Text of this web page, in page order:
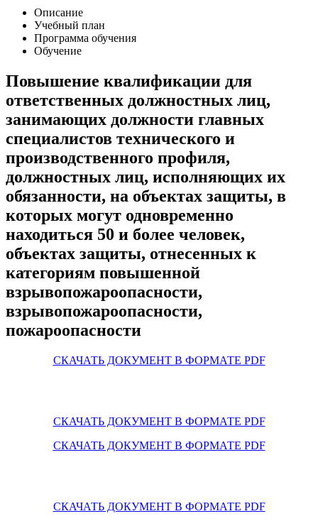
Описание
Учебный план
Программа обучения
Обучение
Повышение квалификации для
ответственных должностных лиц,
занимающих должности главных
специалистов технического и
производственного профиля,
должностных лиц, исполняющих их
обязанности, на объектах защиты, в
которых могут одновременно
находиться 50 и более человек,
объектах защиты, отнесенных к
категориям повышенной
взрывопожароопасности,
взрывопожароопасности,
пожароопасности
СКАЧАТЬ ДОКУМЕНТ В ФОРМАТЕ PDF
СКАЧАТЬ ДОКУМЕНТ В ФОРМАТЕ PDF
СКАЧАТЬ ДОКУМЕНТ В ФОРМАТЕ PDF
СКАЧАТЬ ДОКУМЕНТ В ФОРМАТЕ PDF